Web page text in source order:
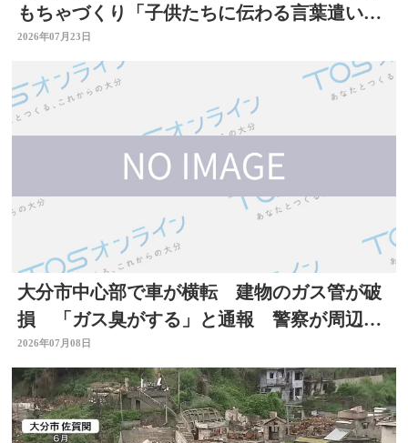
もちゃづくり「子供たちに伝わる言葉遣いが
大切と思った」大分
2026年07月23日
大分市中心部で車が横転 建物のガス管が破
損 「ガス臭がする」と通報 警察が周辺で
一時交通規制
2026年07月08日